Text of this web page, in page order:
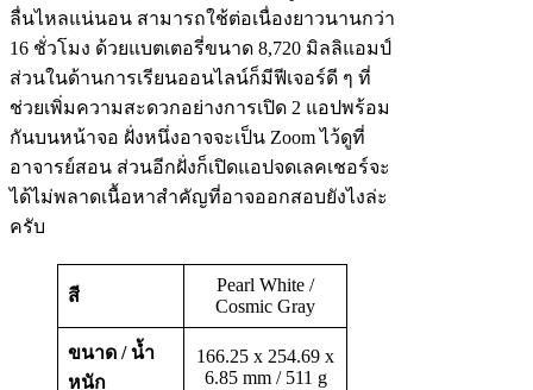
ลื่นไหลแน่นอน สามารถใช้ต่อเนื่องยาวนานกว่า
16 ชั่วโมง ด้วยแบตเตอรี่ขนาด 8,720 มิลลิแอมป์
ส่วนในด้านการเรียนออนไลน์ก็มีฟีเจอร์ดี ๆ ที่
ช่วยเพิ่มความสะดวกอย่างการเปิด 2 แอปพร้อม
กันบนหน้าจอ ฝั่งหนึ่งอาจจะเป็น Zoom ไว้ดูที่
อาจารย์สอน ส่วนอีกฝั่งก็เปิดแอปจดเลคเชอร์จะ
ได้ไม่พลาดเนื้อหาสำคัญที่อาจออกสอบยังไงล่ะ
ครับ
สี
Pearl White /
Cosmic Gray
ขนาด / น้ำ
หนัก
166.25 x 254.69 x
6.85 mm / 511 g